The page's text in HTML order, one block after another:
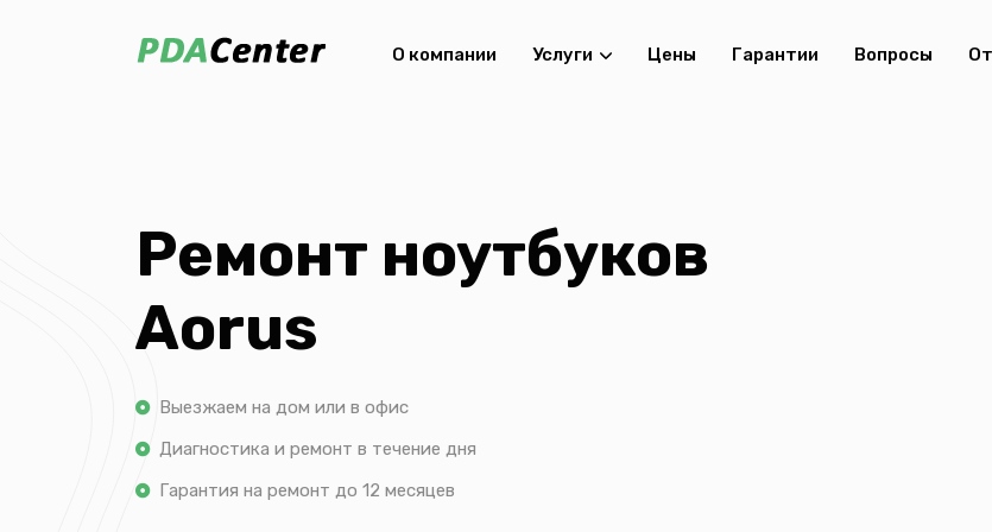
О компании Услуги Цены Гарантии Вопросы
Ремонт ноутбуков
Aorus
Выезжаем на дом или в офис
Диагностика и ремонт в течение дня
Гарантия на ремонт до 12 месяцев